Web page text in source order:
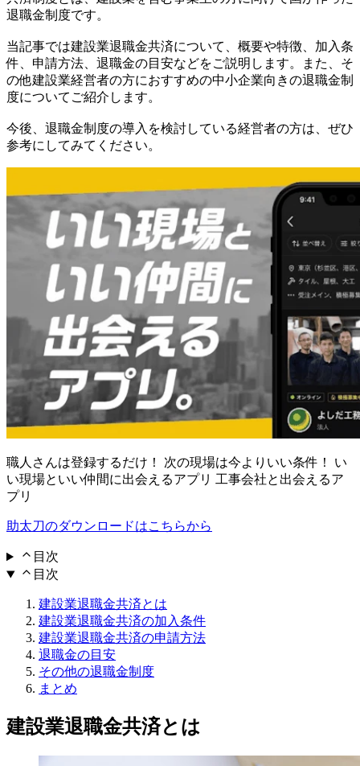
退職金制度です。
当記事では建設業退職金共済について、概要や特徴、加入条
件、申請方法、退職金の目安などをご説明します。また、そ
の他建設業経営者の方におすすめの中小企業向きの退職金制
度についてご紹介します。
今後、退職金制度の導入を検討している経営者の方は、ぜひ
参考にしてみてください。
職人さんは登録するだけ！ 次の現場は今よりいい条件！ い
い現場といい仲間に出会えるアプリ 工事会社と出会えるア
プリ
助太刀のダウンロードはこちらから
目次
目次
建設業退職金共済とは
建設業退職金共済の加入条件
建設業退職金共済の申請方法
退職金の目安
その他の退職金制度
まとめ
建設業退職金共済とは